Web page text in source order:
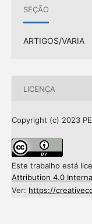
SEÇÃO
ARTIGOS/VARIA
LICENÇA
Copyright (c) 2023
Este trabalho está
Attribution 4.0
Ver: https://